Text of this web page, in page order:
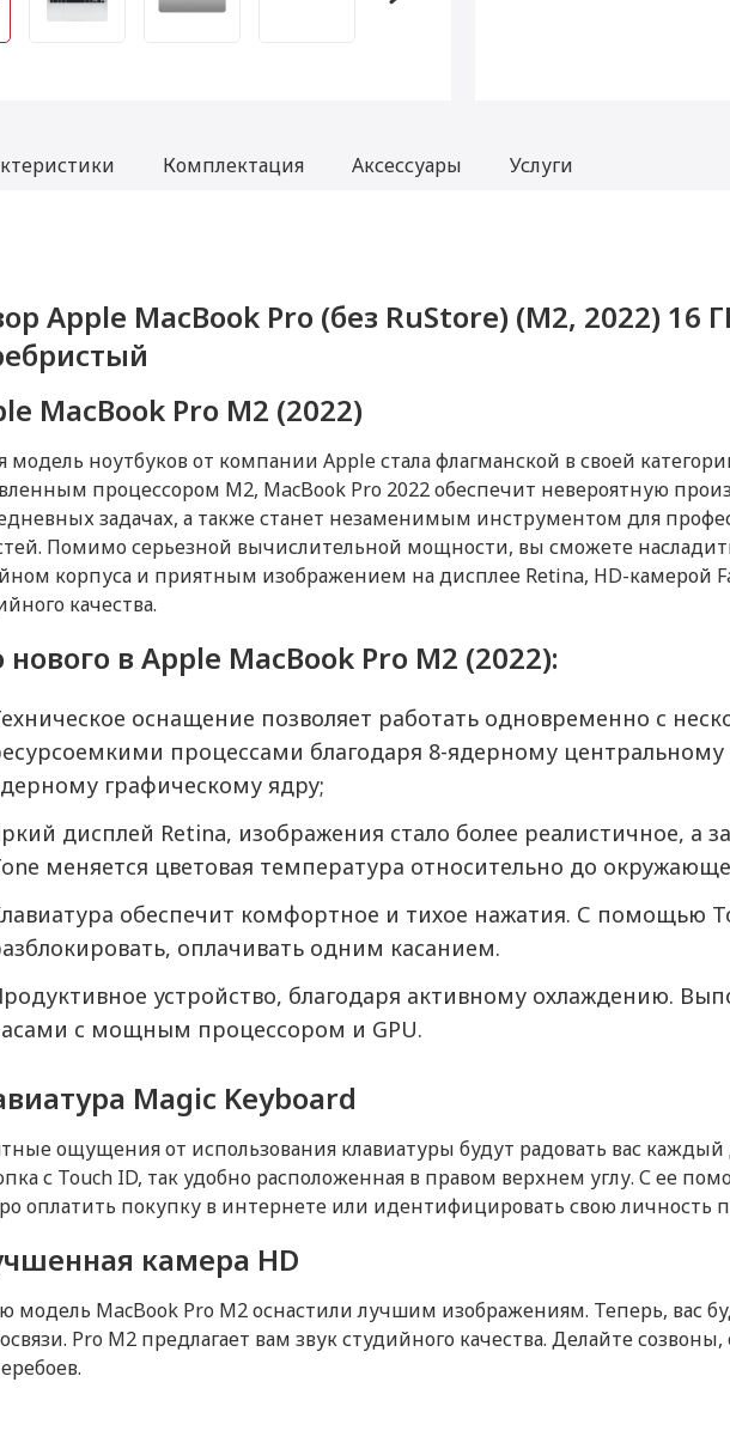
Комплектация Аксессуары Услуги
Apple MacBook Pro (без RuStore) (M2, 2022) 16
MacBook Pro M2 (2022)
модель ноутбуков от компании Apple стала флагманской в своей
процессором М2, MacBook Pro 2022 обеспечит невероятную
задачах, а также станет незаменимым инструментом для
Помимо серьезной вычислительной мощности, вы сможете
корпуса и приятным изображением на дисплее Retina, HD-камерой
качества.
нового в Apple MacBook Pro M2 (2022):
оснащение позволяет работать одновременно с
процессами благодаря 8-ядерному центральному
графическому ядру;
дисплей Retina, изображения стало более реалистичное, а
меняется цветовая температура относительно до
обеспечит комфортное и тихое нажатия. С помощью
оплачивать одним касанием.
устройство, благодаря активному охлаждению.
с мощным процессором и GPU.
Magic Keyboard
ощущения от использования клавиатуры будут радовать вас каждый
с Touch ID, так удобно расположенная в правом верхнем углу. С ее
оплатить покупку в интернете или идентифицировать свою личность
камера HD
модель MacBook Pro M2 оснастили лучшим изображениям. Теперь, вас
Pro M2 предлагает вам звук студийного качества. Делайте
Apple MacBook Pro (без RuStore) (M2,
Серебристый
Товар является новым, не проходил процедуру привязки к аккаунту Apple ID, не был использован.
функциональность и иные свойства сохраняются.
система
macOS
видео (ч)
Apple
производитель
Китай
(мм)
(мм)
15.6
1400
IEEE 802.11ax
Камера
Питание
Энергоемкость батареи
Диагональ (дюйм)
Технология дисплея
Процессор
Количество ядер процессора
Встроенная память
Apple MacBook Pro (без RuStore) (M2,
Серебристый
MacBook Pro 13"
Адаптер USB-C
беспроводная Apple
790 ₽
Наушники с микрофоном
Connector
приложений для Mac
Windows 1
Microsoft Office 1
(MacBook, iMac)
восстановление/обновление ПО iPhone, iPad, MacBook от
от